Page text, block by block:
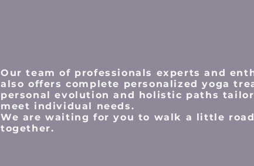
Our team of professionals experts and
also offers complete personalized yoga
personal evolution and holistic paths
meet individual needs.
We are waiting for you to walk a little road
together.